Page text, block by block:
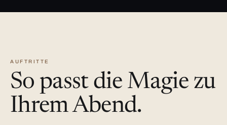
AUFTRITTE
So passt die Magie zu
Ihrem Abend.